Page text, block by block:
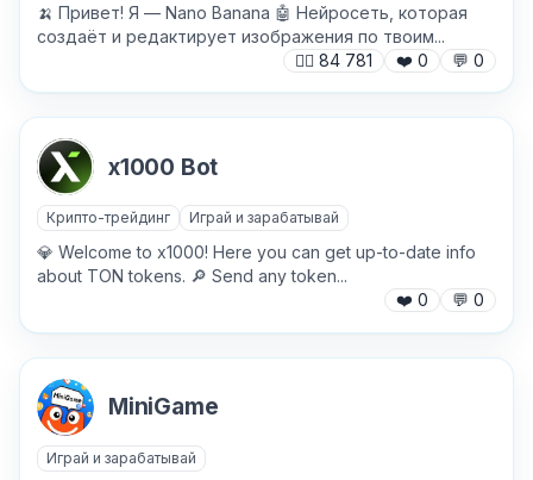
🍌 Привет! Я — Nano Banana 🤖 Нейросеть, которая
создаёт и редактирует изображения по твоим...
🙍‍♂️ 84 781 ❤️ 0 💬 0
x1000 Bot
Крипто-трейдинг Играй и зарабатывай
💎 Welcome to x1000! Here you can get up-to-date info
about TON tokens. 🔎 Send any token...
❤️ 0 💬 0
MiniGame
Играй и зарабатывай